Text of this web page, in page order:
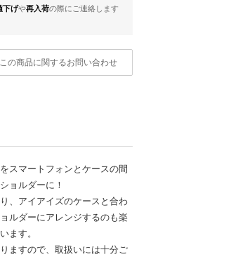
下げや再入荷の際にご連絡します
この商品に関するお問い合わせ
スマートフォンとケースの間
ョルダーに！
、アイアイズのケースと合わ
ルダーにアレンジするのも楽
ます。
ますので、取扱いには十分ご